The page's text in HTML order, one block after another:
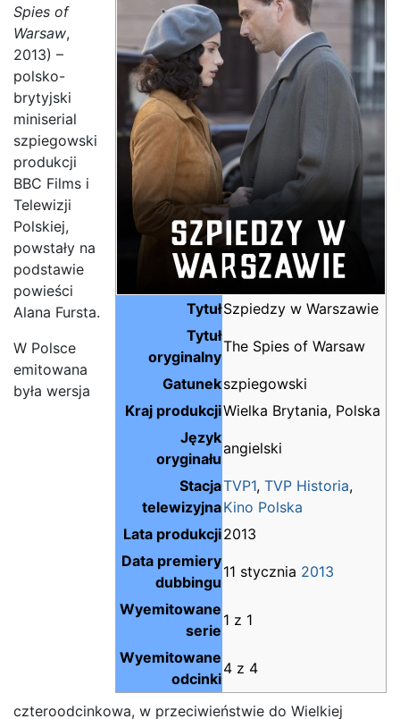
TytułSzpiedzy w Warszawie
Tytuł
oryginalny
The Spies of Warsaw
Gatunekszpiegowski
Kraj produkcjiWielka Brytania, Polska
Język
oryginału
angielski
Stacja
telewizyjna
TVP1, TVP Historia,
Kino Polska
Lata produkcji2013
Data premiery
dubbingu
11 stycznia 2013
Wyemitowane
serie
1 z 1
Wyemitowane
odcinki
4 z 4
Spies of
Warsaw,
2013) –
polsko-
brytyjski
miniserial
szpiegowski
produkcji
BBC Films i
Telewizji
Polskiej,
powstały na
podstawie
powieści
Alana Fursta.
W Polsce
emitowana
była wersja
czteroodcinkowa, w przeciwieństwie do Wielkiej